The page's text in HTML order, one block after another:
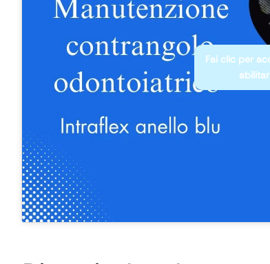
Fai clic per